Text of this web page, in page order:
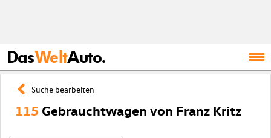
DasWeltAuto.
Suche bearbeiten
115 Gebrauchtwagen von Franz Kritz